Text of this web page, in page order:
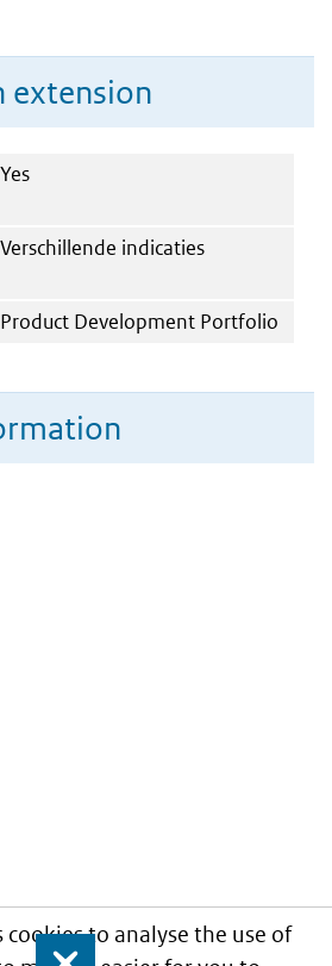
cookies to analyse the use of
extension
Yes
Verschillende indicaties
Product Development Portfolio